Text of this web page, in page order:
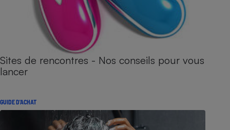
Sites de rencontres - Nos conseils pour vous
lancer
GUIDE D'ACHAT